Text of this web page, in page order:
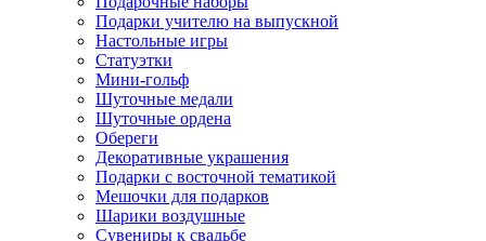
Подарки учителю на выпускной
Настольные игры
Статуэтки
Мини-гольф
Шуточные медали
Шуточные ордена
Обереги
Декоративные украшения
Подарки с восточной тематикой
Мешочки для подарков
Шарики воздушные
Сувениры к свадьбе